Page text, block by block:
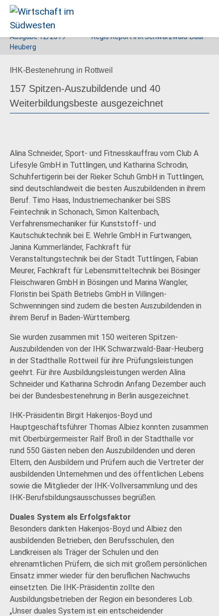
Wirtschaft
Südwesten
Ausgabe12/2019
Regio Report IHK Schwarzwald-Baar-
Heuberg
IHK-Bestenehrung in Rottweil
157 Spitzen-Auszubildende und 40
Weiterbildungsbeste ausgezeichnet
Alina Schneider, Sport- und Fitnesskauffrau vom Club A
Lifesyle GmbH in Tuttlingen, und Katharina Schrodin,
Schuhfertigerin bei der Rieker Schuh GmbH in Tuttlingen,
sind deutschlandweit die besten Auszubildenden in ihrem
Beruf. Timo Haas, Industriemechaniker bei SBS
Feintechnik in Schonach, Simon Kaltenbach,
Verfahrensmechaniker für Kunststoff- und
Kautschuktechnik bei E. Wehrle GmbH in Furtwangen,
Janina Kummerländer, Fachkraft für
Veranstaltungstechnik bei der Stadt Tuttlingen, Fabian
Meurer, Fachkraft für Lebensmitteltechnik bei Bösinger
Fleischwaren GmbH in Bösingen und Marina Wangler,
Floristin bei Späth Betriebs GmbH in Villingen-
Schwenningen sind zudem die besten Auszubildenden in
ihrem Beruf in Baden-Württemberg.
Sie wurden zusammen mit 150 weiteren Spitzen-
Auszubildenden von der IHK Schwarzwald-Baar-Heuberg
in der Stadthalle Rottweil für ihre Prüfungsleistungen
geehrt. Für ihre Ausbildungsleistungen werden Alina
Schneider und Katharina Schrodin Anfang Dezember auch
bei der Bundesbestenehrung in Berlin ausgezeichnet.
IHK-Präsidentin Birgit Hakenjos-Boyd und
Hauptgeschäftsführer Thomas Albiez konnten zusammen
mit Oberbürgermeister Ralf Broß in der Stadthalle vor
rund 550 Gästen neben den Auszubildenden und deren
Eltern, den Ausbildern und Prüfern auch die Vertreter der
ausbildenden Unternehmen und des öffentlichen Lebens
sowie die Mitglieder der IHK-Vollversammlung und des
IHK-Berufsbildungsausschusses begrüßen.
Duales System als Erfolgsfaktor
Besonders dankten Hakenjos-Boyd und Albiez den
ausbildenden Betrieben, den Berufsschulen, den
Landkreisen als Träger der Schulen und den
ehrenamtlichen Prüfern, die sich mit großem persönlichen
Einsatz immer wieder für den beruflichen Nachwuchs
einsetzten. Die IHK-Präsidentin zollte den
Ausbildungsbetrieben der Region ein besonderes Lob.
„Unser duales System ist ein entscheidender